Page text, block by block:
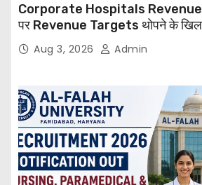
Corporate Hospitals Revenue
पर Revenue Targets थोपने के
बड़ा कदम, NHRC से Suo Motu जांच की
Aug 3, 2026 Admin